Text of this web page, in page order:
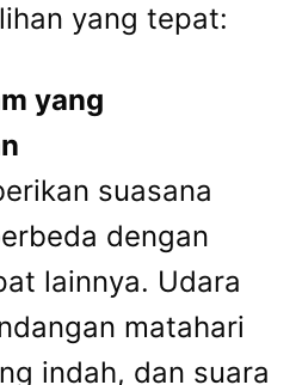
yang tepat:
yang
suasana
dengan
lainnya. Udara
matahari
indah, dan suara